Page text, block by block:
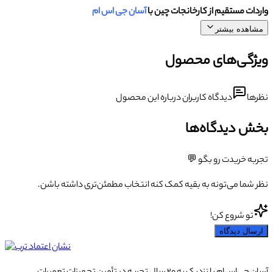
واردات مستقیم از کارخانجات چین باآسان جی اس ام
مشاهده بیشتر
ویژگی‌های محصول
نظرها دیدگاه کاربران درباره این محصول
بخش دیدگاه‌ها
تجربه خریدت رو بگو 💬
نظر شما می‌تونه به بقیه کمک کنه انتخاب مطمئن‌تری داشته باشن.
تو شروع کن!
ارسال دیدگاه